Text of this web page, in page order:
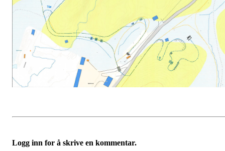
Logg inn for å skrive en kommentar.